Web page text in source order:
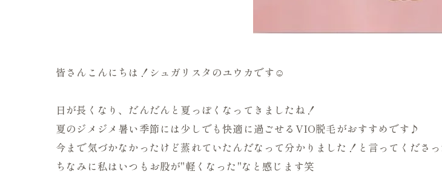
皆さんこんにちは！シュガリスタのユウカです☺️
日が長くなり、だんだんと夏っぽくなってきましたね！
夏のジメジメ暑い季節には少しでも快適に過ごせるVIO脱毛がおすすめです♪
今まで気づかなかったけど蒸れていたんだなって分かりました！と言ってくださっ
ちなみに私はいつもお股が"軽くなった"なと感じます笑